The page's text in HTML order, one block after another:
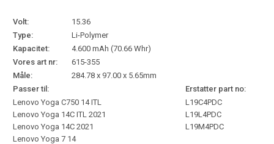
Volt:
15.36
Type:
Li-Polymer
Kapacitet:
4.600 mAh (70.66 Whr)
Vores art nr:
615-355
Måle:
284.78 x 97.00 x 5.65mm
Passer til:
Erstatter part no:
Lenovo Yoga C750 14 ITL
Lenovo Yoga 14C ITL 2021
Lenovo Yoga 14C 2021
Lenovo Yoga 7 14
L19C4PDC
L19L4PDC
L19M4PDC